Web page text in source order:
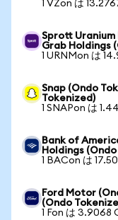
1 VZon は
Sprott Uranium
Grab Holdings
1 URNMon は
Snap (Ondo
Tokenized)
1 SNAPon は
Bank of
Holdings
1 BACon は
Ford Motor
(Ondo
1 Fon は 3.9068